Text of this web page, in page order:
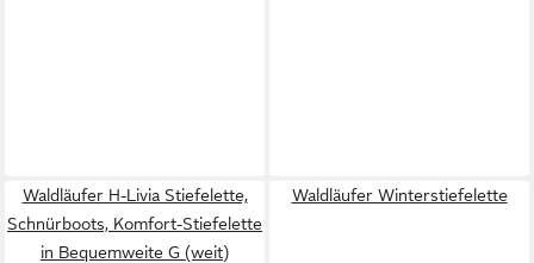
Waldläufer H-Livia Stiefelette,
Schnürboots, Komfort-Stiefelette
in Bequemweite G (weit)
Waldläufer Winterstiefelette